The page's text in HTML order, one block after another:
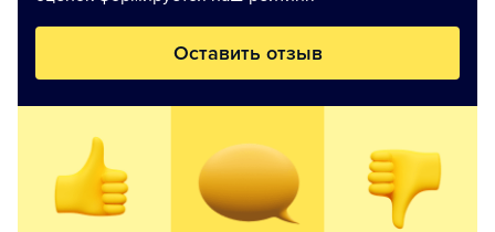
Оставить отзыв